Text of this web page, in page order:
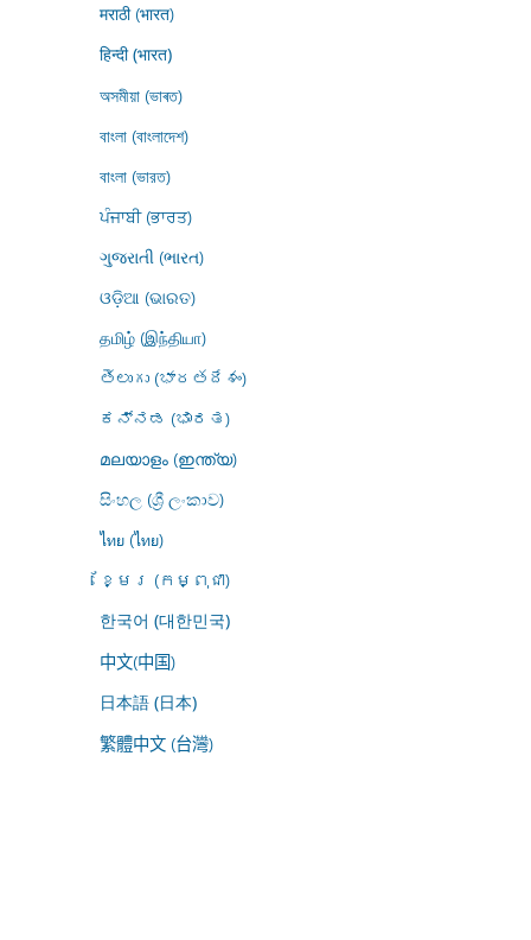
मराठी (भारत)
हिन्दी (भारत)
অসমীয়া (ভাৰত)
বাংলা (বাংলাদেশ)
বাংলা (ভারত)
ਪੰਜਾਬੀ (ਭਾਰਤ)
ગુજરાતી (ભારત)
ଓଡ଼ିଆ (ଭାରତ)
தமிழ் (இந்தியா)
తెలుగు (భారతదేశం)
ಕನ್ನಡ (ಭಾರತ)
മലയാളം (ഇന്ത്യ)
සිංහල (ශ්‍රී ලංකාව)
ไทย (ไทย)
ខ្មែរ (កម្ពុជា)
한국어 (대한민국)
中文(中国)
日本語 (日本)
繁體中文 (台灣)